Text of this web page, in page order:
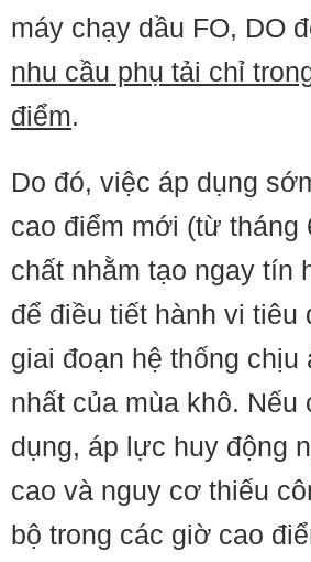
máy chạy dầu FO, DO
nhu cầu phụ tải chỉ
điểm.
Do đó, việc áp dụng
cao điểm mới (từ tháng
chất nhằm tạo ngay tín
để điều tiết hành vi tiêu
giai đoạn hệ thống chịu
nhất của mùa khô. Nếu
dụng, áp lực huy động
cao và nguy cơ thiếu
bộ trong các giờ cao